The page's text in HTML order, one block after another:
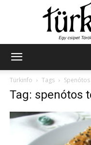
Türkinfo
Tags
Tag: spenótos